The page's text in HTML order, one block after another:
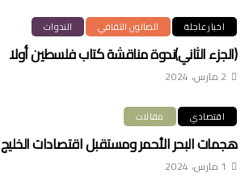
اخبار عاجلة الصالون الثقافي الندوات
(الجزء الثاني)ندوة مناقشة كتاب فلسطين أولا
2 مارس، 2024
اقتصادي مقالات
هجمات البحر الأحمر ومستقبل اقتصادات الخليج
1 مارس، 2024